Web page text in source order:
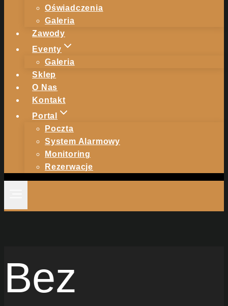
Oświadczenia
Galeria
Zawody
Eventy
Galeria
Sklep
O Nas
Kontakt
Portal
Poczta
System Alarmowy
Monitoring
Rezerwacje
Bez